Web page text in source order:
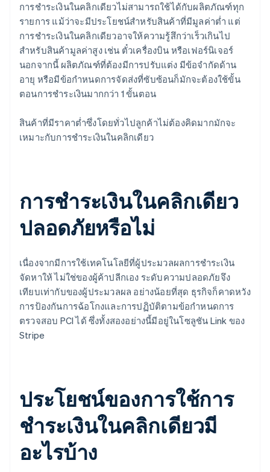
การชำระเงินในคลิกเดียวไม่สามารถใช้ได้กับผลิตภัณฑ์ทุก
รายการ แม้ว่าจะมีประโยชน์สำหรับสินค้าที่มีมูลค่าต่ำ แต่
การชำระเงินในคลิกเดียวอาจให้ความรู้สึกว่าเร็วเกินไป
สำหรับสินค้ามูลค่าสูง เช่น ตั๋วเครื่องบิน หรือเฟอร์นิเจอร์
นอกจากนี้ ผลิตภัณฑ์ที่ต้องมีการปรับแต่ง มีข้อจำกัดด้าน
อายุ หรือมีข้อกำหนดการจัดส่งที่ซับซ้อนก็มักจะต้องใช้ขั้น
ตอนการชำระเงินมากกว่า 1 ขั้นตอน
สินค้าที่มีราคาต่ำซึ่งโดยทั่วไปลูกค้าไม่ต้องคิดมากมักจะ
เหมาะกับการชำระเงินในคลิกเดียว
การชำระเงินในคลิกเดียว
ปลอดภัยหรือไม่
เนื่องจากมีการใช้เทคโนโลยีที่ผู้ประมวลผลการชำระเงิน
จัดหาให้ ไม่ใช่ของผู้ค้าปลีกเอง ระดับความปลอดภัยจึง
เทียบเท่ากับของผู้ประมวลผล อย่างน้อยที่สุด ธุรกิจก็คาดหวัง
การป้องกันการฉ้อโกงและการปฏิบัติตามข้อกำหนดการ
ตรวจสอบ PCI ได้ ซึ่งทั้งสองอย่างนี้มีอยู่ในโซลูชัน Link ของ
Stripe
ประโยชน์ของการใช้การ
ชำระเงินในคลิกเดียวมี
อะไรบ้าง